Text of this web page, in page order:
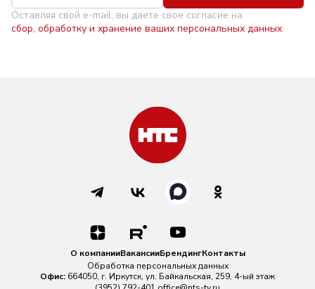
Оставляя свой e-mail, вы даете свое согласие на
сбор, обработку и хранение ваших персональных данных
О компанииВакансииБрендингКонтакты
Обработка персональных данных
Офис: 664050, г. Иркутск, ул. Байкальская, 259, 4-ый этаж